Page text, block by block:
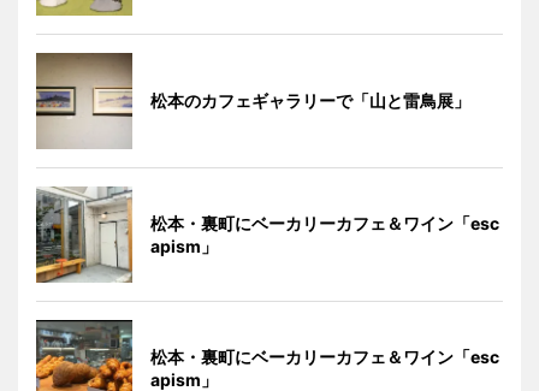
松本のカフェギャラリーで「山と雷鳥展」
松本・裏町にベーカリーカフェ＆ワイン「esc
apism」
松本・裏町にベーカリーカフェ＆ワイン「esc
apism」